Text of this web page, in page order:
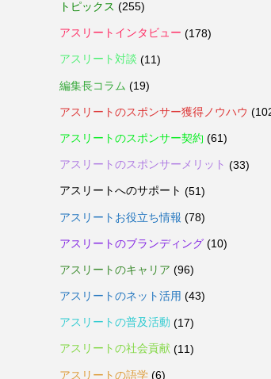
トピックス (255)
アスリートインタビュー (178)
アスリート対談 (11)
編集長コラム (19)
アスリートのスポンサー獲得ノウハウ
アスリートのスポンサー契約 (61)
アスリートのスポンサーメリット (33)
アスリートへのサポート (51)
アスリートお役立ち情報 (78)
アスリートのブランディング(10)
アスリートのキャリア (96)
アスリートのネット活用 (43)
アスリートの普及活動 (17)
アスリートの社会貢献(11)
アスリートの語学(6)